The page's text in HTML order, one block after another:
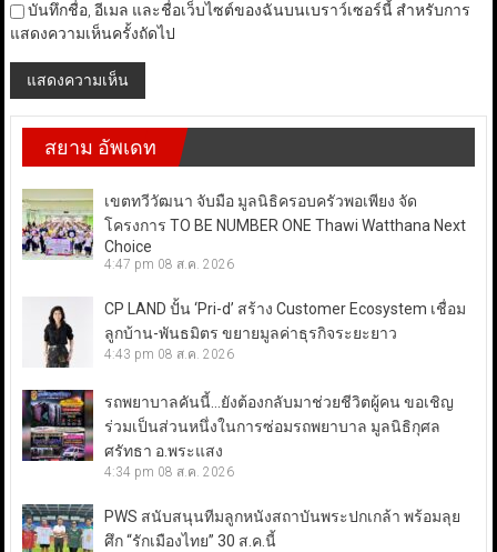
บันทึกชื่อ, อีเมล และชื่อเว็บไซต์ของฉันบนเบราว์เซอร์นี้ สำหรับการ
แสดงความเห็นครั้งถัดไป
สยาม อัพเดท
เขตทวีวัฒนา จับมือ มูลนิธิครอบครัวพอเพียง จัด
โครงการ TO BE NUMBER ONE Thawi Watthana Next
Choice
4:47 pm 08 ส.ค. 2026
CP LAND ปั้น ‘Pri-d’ สร้าง Customer Ecosystem เชื่อม
ลูกบ้าน-พันธมิตร ขยายมูลค่าธุรกิจระยะยาว
4:43 pm 08 ส.ค. 2026
รถพยาบาลคันนี้…ยังต้องกลับมาช่วยชีวิตผู้คน ขอเชิญ
ร่วมเป็นส่วนหนึ่งในการซ่อมรถพยาบาล มูลนิธิกุศล
ศรัทธา อ.พระแสง
4:34 pm 08 ส.ค. 2026
PWS สนับสนุนทีมลูกหนังสถาบันพระปกเกล้า พร้อมลุย
ศึก “รักเมืองไทย” 30 ส.ค.นี้